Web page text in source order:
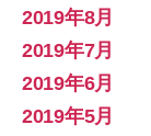
2019年8月
2019年7月
2019年6月
2019年5月